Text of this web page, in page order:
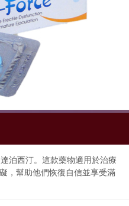
泊西汀。這款藥物適用於治療
，幫助他們恢復自信並享受滿